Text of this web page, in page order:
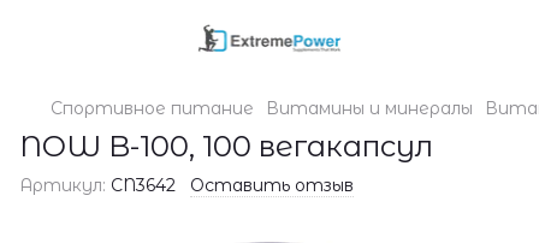
Спортивное питание Витамины и минералы
NOW B-100, 100 вегакапсул
Артикул: CN3642 Оставить отзыв